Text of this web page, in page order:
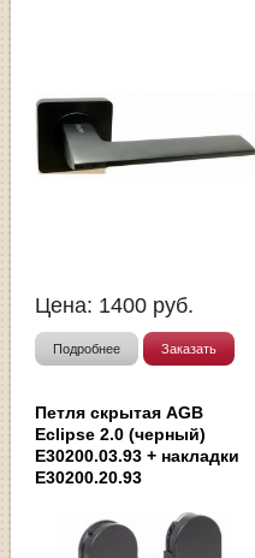
Цена: 1400 руб.
Подробнее Заказать
Петля скрытая AGB
Eclipse 2.0 (черный)
E30200.03.93 + накладки
E30200.20.93